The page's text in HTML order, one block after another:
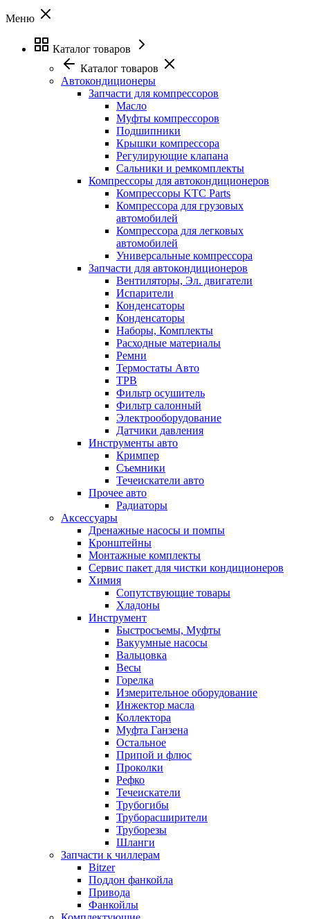
Меню
Каталог товаров
Каталог товаров
Автокондиционеры
Запчасти для компрессоров
Масло
Муфты компрессоров
Подшипники
Крышки компрессора
Регулирующие клапана
Сальники и ремкомплекты
Компрессоры для автокондиционеров
Компрессоры KTC Parts
Компрессора для грузовых
автомобилей
Компрессора для легковых
автомобилей
Универсальные компрессора
Запчасти для автокондиционеров
Вентиляторы, Эл. двигатели
Испарители
Конденсаторы
Конденсаторы
Наборы, Комплекты
Расходные материалы
Ремни
Термостаты Авто
ТРВ
Фильтр осушитель
Фильтр салонный
Электрооборудование
Датчики давления
Инструменты авто
Кримпер
Съемники
Течеискатели авто
Прочее авто
Радиаторы
Аксессуары
Дренажные насосы и помпы
Кронштейны
Монтажные комплекты
Сервис пакет для чистки кондиционеров
Химия
Сопутствующие товары
Хладоны
Инструмент
Быстросъемы, Муфты
Вакуумные насосы
Вальцовка
Весы
Горелка
Измерительное оборудование
Инжектор масла
Коллектора
Муфта Ганзена
Остальное
Припой и флюс
Проколки
Рефко
Течеискатели
Трубогибы
Труборасширители
Труборезы
Шланги
Запчасти к чиллерам
Bitzer
Поддон фанкойла
Привода
Фанкойлы